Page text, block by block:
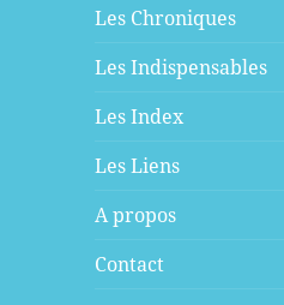
Les Chroniques
Les Indispensables
Les Index
Les Liens
A propos
Contact